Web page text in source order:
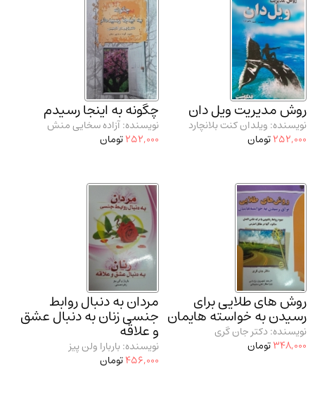
مدرسان شریف و انتشارت ارشد کتاب‌های..(2)
دانشگاه پیامـ نور
روش مدیریت ویل دان
نویسنده: ویلدان کنت بلانچارد
252,000تومان
چگونه به اینجا رسیدم
نویسنده: آزاده سخایی منش
252,000تومان
روش های طلایی برای
رسیدن به خواسته هایمان
نویسنده: دکتر جان گری
348,000تومان
مردان به دنبال روابط
جنسی زنان به دنبال عشق
و علاقه
نویسنده: باربارا ولن پیز
456,000تومان